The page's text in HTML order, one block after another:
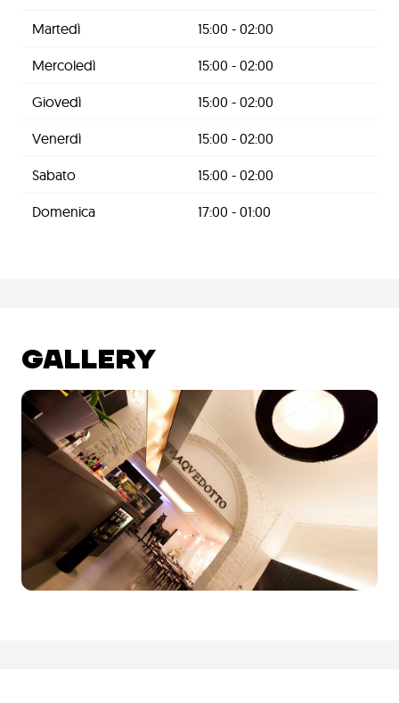
Martedì 15:00 - 02:00
Mercoledì 15:00 - 02:00
Giovedì 15:00 - 02:00
Venerdì 15:00 - 02:00
Sabato 15:00 - 02:00
Domenica 17:00 - 01:00
GALLERY